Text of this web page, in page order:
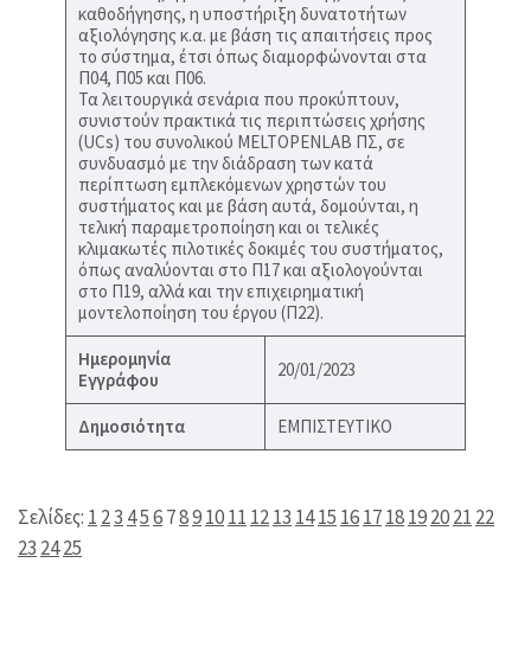
καθοδήγησης, η υποστήριξη δυνατοτήτων
αξιολόγησης κ.α. με βάση τις απαιτήσεις προς
το σύστημα, έτσι όπως διαμορφώνονται στα
Π04, Π05 και Π06.
Τα λειτουργικά σενάρια που προκύπτουν,
συνιστούν πρακτικά τις περιπτώσεις χρήσης
(UCs) του συνολικού MELTOPENLAB ΠΣ, σε
συνδυασμό με την διάδραση των κατά
περίπτωση εμπλεκόμενων χρηστών του
συστήματος και με βάση αυτά, δομούνται, η
τελική παραμετροποίηση και οι τελικές
κλιμακωτές πιλοτικές δοκιμές του συστήματος,
όπως αναλύονται στο Π17 και αξιολογούνται
στο Π19, αλλά και την επιχειρηματική
μοντελοποίηση του έργου (Π22).
Ημερομηνία
Εγγράφου
20/01/2023
Δημοσιότητα ΕΜΠΙΣΤΕΥΤΙΚΟ
Σελίδες: 1 23 4567891011 1213 1415 161718192021 22
23 2425